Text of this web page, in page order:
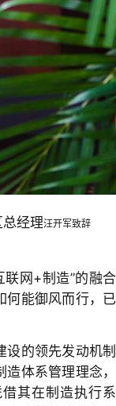
经理汪开军致辞
联网+制造”的融合
何能御风而行，已
设的领先发动机制
体系管理理念，
其在制造执行系